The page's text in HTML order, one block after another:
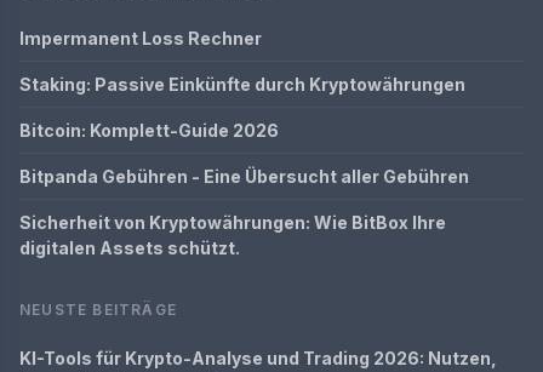
Impermanent Loss Rechner
Staking: Passive Einkünfte durch Kryptowährungen
Bitcoin: Komplett-Guide 2026
Bitpanda Gebühren - Eine Übersucht aller Gebühren
Sicherheit von Kryptowährungen: Wie BitBox Ihre
digitalen Assets schützt.
NEUSTE BEITRÄGE
KI-Tools für Krypto-Analyse und Trading 2026: Nutzen,